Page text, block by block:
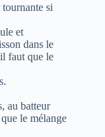
si
et
dans le
faut que le
au batteur
le mélange